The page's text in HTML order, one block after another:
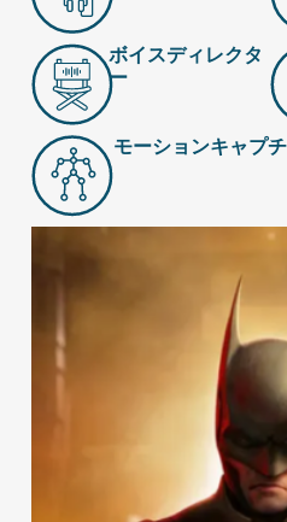
ボイスディレクタ
ー
モーションキャプ